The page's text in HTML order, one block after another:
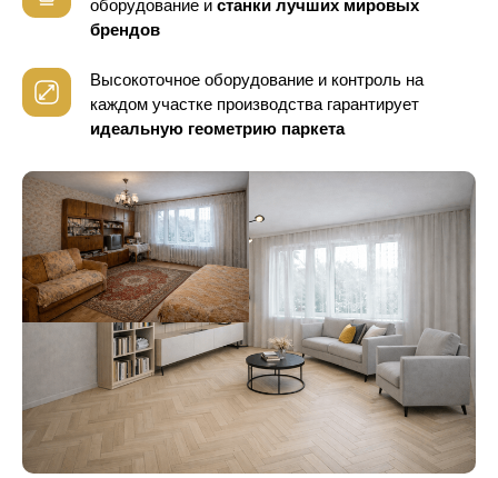
оборудование и станки лучших мировых
брендов
Высокоточное оборудование и контроль на
каждом участке производства гарантирует
идеальную геометрию паркета